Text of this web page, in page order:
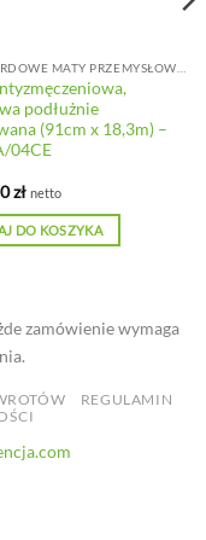
podłużnie
(91cm x 18,3m) –
04CE
zł netto
DO KOSZYKA
zamówienie wymaga
REGULAMIN